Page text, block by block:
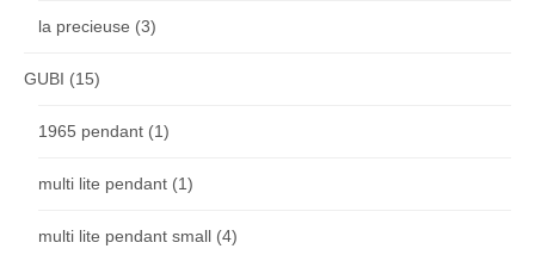
la precieuse (3)
GUBI (15)
1965 pendant (1)
multi lite pendant (1)
multi lite pendant small (4)